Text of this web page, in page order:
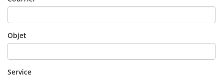
Objet
Service